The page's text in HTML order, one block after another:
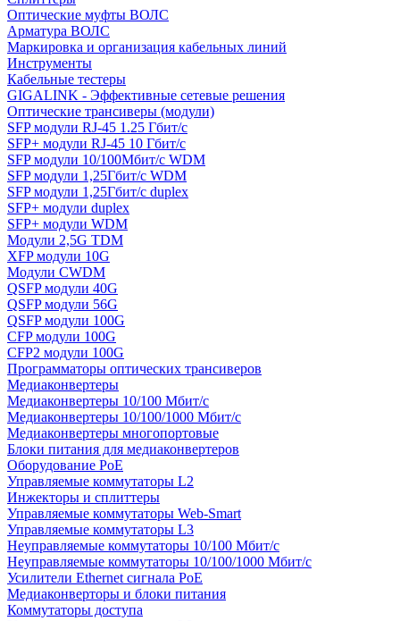
Оптические муфты ВОЛС
Арматура ВОЛС
Маркировка и организация кабельных линий
Инструменты
Кабельные тестеры
GIGALINK - Эффективные сетевые решения
Оптические трансиверы (модули)
SFP модули RJ-45 1.25 Гбит/c
SFP+ модули RJ-45 10 Гбит/c
SFP модули 10/100Мбит/с WDM
SFP модули 1,25Гбит/с WDM
SFP модули 1,25Гбит/с duplex
SFP+ модули duplex
SFP+ модули WDM
Модули 2,5G TDM
XFP модули 10G
Модули CWDM
QSFP модули 40G
QSFP модули 56G
QSFP модули 100G
CFP модули 100G
CFP2 модули 100G
Программаторы оптических трансиверов
Медиаконвертеры
Медиаконвертеры 10/100 Мбит/с
Медиаконвертеры 10/100/1000 Мбит/c
Медиаконвертеры многопортовые
Блоки питания для медиаконвертеров
Оборудование PoE
Управляемые коммутаторы L2
Инжекторы и сплиттеры
Управляемые коммутаторы Web-Smart
Управляемые коммутаторы L3
Неуправляемые коммутаторы 10/100 Мбит/с
Неуправляемые коммутаторы 10/100/1000 Мбит/с
Усилители Ethernet сигнала PoE
Медиаконверторы и блоки питания
Коммутаторы доступа